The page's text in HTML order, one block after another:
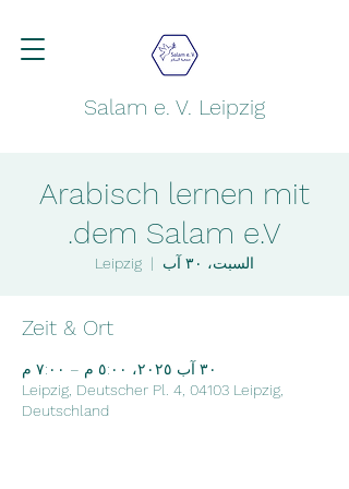
Salam e. V. Leipzig
Arabisch lernen mit
dem Salam e.V.
السبت، ٣٠ آب
  |
Leipzig
Zeit & Ort
٣٠ آب ٢٠٢٥، ٥:٠٠ م – ٧:٠٠ م
Leipzig, Deutscher Pl. 4, 04103 Leipzig,
Deutschland